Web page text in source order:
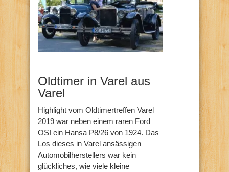
Oldtimer in Varel aus
Varel
Highlight vom Oldtimertreffen Varel
2019 war neben einem raren Ford
OSI ein Hansa P8/26 von 1924. Das
Los dieses in Varel ansässigen
Automobilherstellers war kein
glückliches, wie viele kleine